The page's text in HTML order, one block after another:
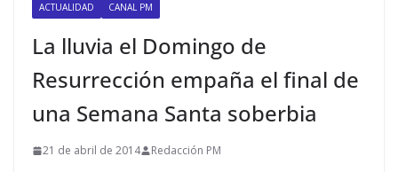
ACTUALIDAD CANAL PM
La lluvia el Domingo de
Resurrección empaña el final de
una Semana Santa soberbia
21 de abril de 2014 Redacción PM